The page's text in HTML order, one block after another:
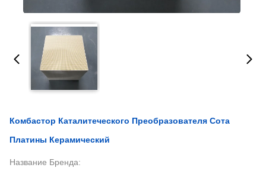
Комбастор Каталитеческого Преобразователя Сота
Платины Керамический
Название Бренда: